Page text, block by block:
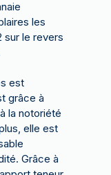
les
sur le revers
est
grâce à
la notoriété
elle est
Grâce à